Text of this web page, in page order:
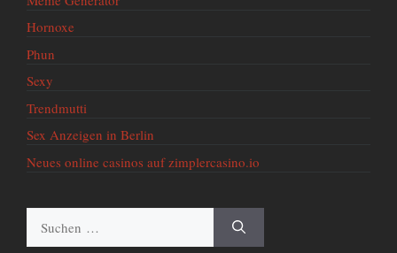
Hornoxe
Phun
Sexy
Trendmutti
Sex Anzeigen in Berlin
Neues online casinos auf zimplercasino.io
nach: